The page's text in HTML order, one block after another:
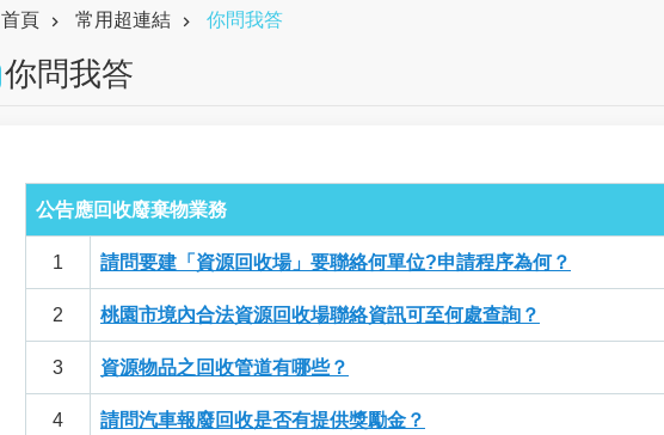
首頁 常用超連結 你問我答
你問我答
公告應回收廢棄物業務
1 請問要建「資源回收場」要聯絡何單位?申請程序為何？
2 桃園市境內合法資源回收場聯絡資訊可至何處查詢？
3 資源物品之回收管道有哪些？
4 請問汽車報廢回收是否有提供獎勵金？